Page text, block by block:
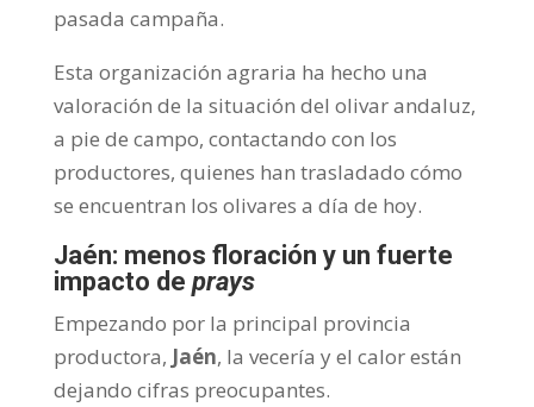
pasada campaña.
Esta organización agraria ha hecho una
valoración de la situación del olivar andaluz,
a pie de campo, contactando con los
productores, quienes han trasladado cómo
se encuentran los olivares a día de hoy.
Jaén: menos floración y un fuerte
impacto de prays
Empezando por la principal provincia
productora, Jaén, la vecería y el calor están
dejando cifras preocupantes.